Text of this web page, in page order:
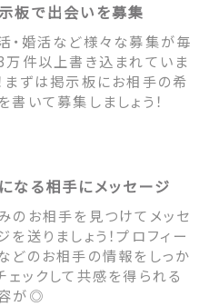
板で出会いを募集
・婚活など様々な募集が毎
万件以上書き込まれていま
まずは掲示板にお相手の希
書いて募集しましょう！
なる相手にメッセージ
のお相手を見つけてメッセ
を送りましょう！プロフィー
どのお相手の情報をしっか
ェックして共感を得られる
が◎